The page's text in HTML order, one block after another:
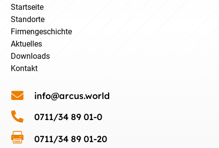
Startseite
Standorte
Firmengeschichte
Aktuelles
Downloads
Kontakt
 info@arcus.world
 0711/34 89 01-0
 0711/34 89 01-20